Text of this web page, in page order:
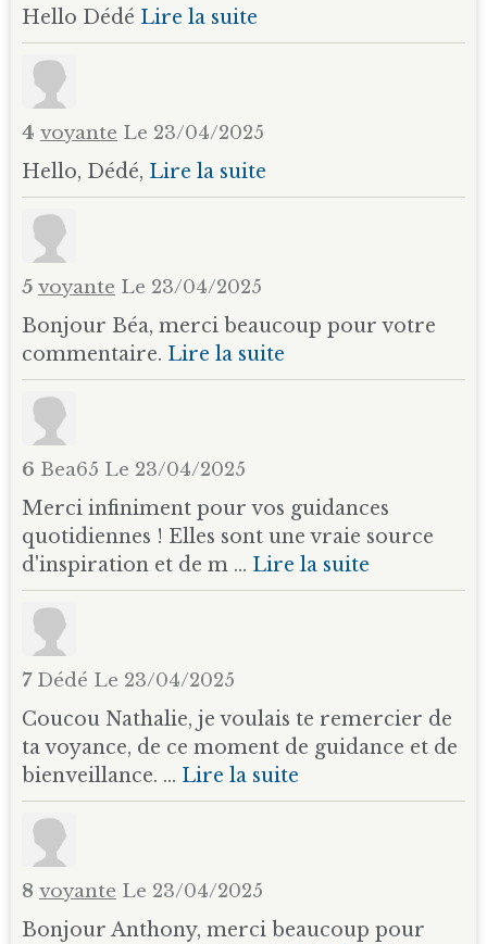
Hello Dédé Lire la suite
4 voyante Le 23/04/2025
Hello, Dédé, Lire la suite
5 voyante Le 23/04/2025
Bonjour Béa, merci beaucoup pour votre
commentaire. Lire la suite
6 Bea65 Le 23/04/2025
Merci infiniment pour vos guidances
quotidiennes ! Elles sont une vraie source
d'inspiration et de m ... Lire la suite
7 Dédé Le 23/04/2025
Coucou Nathalie, je voulais te remercier de
ta voyance, de ce moment de guidance et de
bienveillance. ... Lire la suite
8 voyante Le 23/04/2025
Bonjour Anthony, merci beaucoup pour